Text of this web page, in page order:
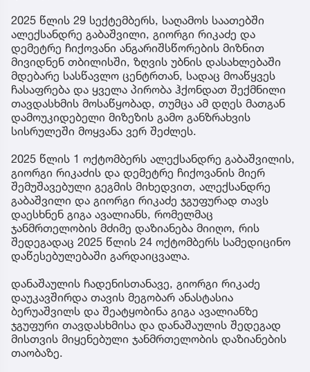
2025 წლის 29 სექტემბერს, საღამოს საათებში
ალექსანდრე გაბაშვილი, გიორგი რიკაძე და
დემეტრე ჩიქოვანი ანგარიშსწორების მიზნით
მივიდნენ თბილისში, ზღვის უბნის დასახლებაში
მდებარე სასწავლო ცენტრთან, სადაც მოაწყვეს
ჩასაფრება და ყველა პირობა ჰქონდათ შექმნილი
თავდასხმის მოსაწყობად, თუმცა ამ დღეს მათგან
დამოუკიდებელი მიზეზის გამო განზრახვის
სისრულეში მოყვანა ვერ შეძლეს.
2025 წლის 1 ოქტომბერს ალექსანდრე გაბაშვილის,
გიორგი რიკაძის და დემეტრე ჩიქოვანის მიერ
შემუშავებული გეგმის მიხედვით, ალექსანდრე
გაბაშვილი და გიორგი რიკაძე ჯგუფურად თავს
დაესხნენ გიგა ავალიანს, რომელმაც
ჯანმრთელობის მძიმე დაზიანება მიიღო, რის
შედეგადაც 2025 წლის 24 ოქტომბერს სამედიცინო
დაწესებულებაში გარდაიცვალა.
დანაშაულის ჩადენისთანავე, გიორგი რიკაძე
დაუკავშირდა თავის მეგობარ ანასტასია
ბერუაშვილს და შეატყობინა გიგა ავალიანზე
ჯგუფური თავდასხმისა და დანაშაულის შედეგად
მისთვის მიყენებული ჯანმრთელობის დაზიანების
თაობაზე.